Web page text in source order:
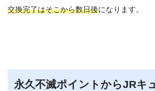
交換完了はそこから数日後になります。
永久不滅ポイントからJRキ